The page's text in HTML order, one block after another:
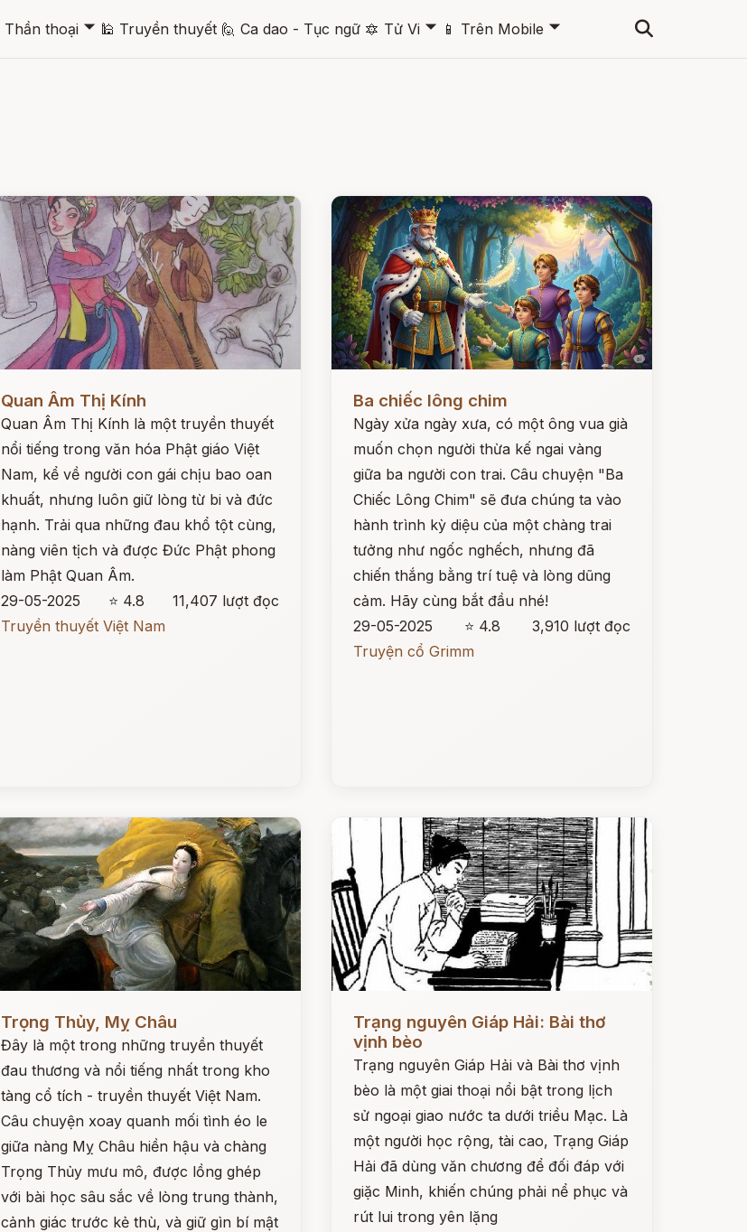
Thần thoại 🞃 🕌 Truyền thuyết 🙋 Ca dao - Tục ngữ 🔯 Tử Vi 🞃 📱 Trên Mobile 🞃
Quan Âm Thị Kính
Quan Âm Thị Kính là một truyền thuyết
nổi tiếng trong văn hóa Phật giáo Việt
Nam, kể về người con gái chịu bao oan
khuất, nhưng luôn giữ lòng từ bi và đức
hạnh. Trải qua những đau khổ tột cùng,
nàng viên tịch và được Đức Phật phong
làm Phật Quan Âm.
29-05-2025
⭐ 4.8
11,407 lượt đọc
Truyền thuyết Việt Nam
Ba chiếc lông chim
Ngày xửa ngày xưa, có một ông vua già
muốn chọn người thừa kế ngai vàng
giữa ba người con trai. Câu chuyện "Ba
Chiếc Lông Chim" sẽ đưa chúng ta vào
hành trình kỳ diệu của một chàng trai
tưởng như ngốc nghếch, nhưng đã
chiến thắng bằng trí tuệ và lòng dũng
cảm. Hãy cùng bắt đầu nhé!
29-05-2025
⭐ 4.8
3,910 lượt đọc
Truyện cổ Grimm
Trọng Thủy, Mỵ Châu
Đây là một trong những truyền thuyết
đau thương và nổi tiếng nhất trong kho
tàng cổ tích - truyền thuyết Việt Nam.
Câu chuyện xoay quanh mối tình éo le
giữa nàng Mỵ Châu hiền hậu và chàng
Trọng Thủy mưu mô, được lồng ghép
với bài học sâu sắc về lòng trung thành,
cảnh giác trước kẻ thù, và giữ gìn bí mật
Trạng nguyên Giáp Hải: Bài thơ
vịnh bèo
Trạng nguyên Giáp Hải và Bài thơ vịnh
bèo là một giai thoại nổi bật trong lịch
sử ngoại giao nước ta dưới triều Mạc. Là
một người học rộng, tài cao, Trạng Giáp
Hải đã dùng văn chương để đối đáp với
giặc Minh, khiến chúng phải nể phục và
rút lui trong yên lặng